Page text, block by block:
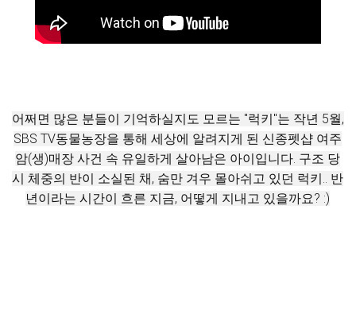
어쩌면 많은 분들이 기억하실지도 모르는 "럭키"는 작년 5월,
SBS TV동물농장을 통해 세상에 알려지게 된 신종펫샵 여주
암(생)매장 사건 속 유일하게 살아남은 아이입니다. 구조 당
시 체중의 반이 소실된 채, 숨만 겨우 몰아쉬고 있던 럭키.. 반
년이라는 시간이 흐른 지금, 어떻게 지내고 있을까요? :)